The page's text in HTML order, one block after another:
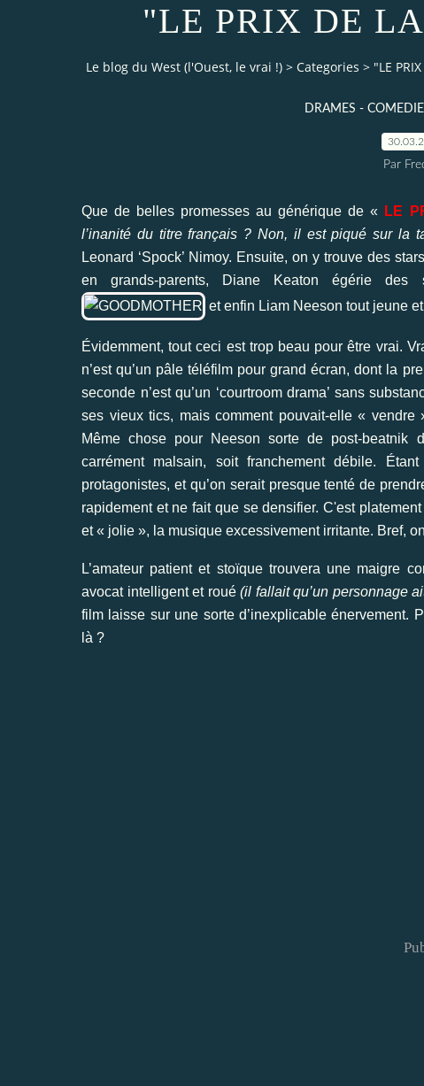
"LE PRIX DE
Le blog du West (l'Ouest, le vrai !) > Categories > "LE
DRAMES -
Par
Que de belles promesses au générique de « LE
l’inanité du titre français ? Non, il est piqué sur la
Leonard ‘Spock’ Nimoy. Ensuite, on y trouve des
en grands-parents,
Diane Keaton égérie des
et enfin Liam Neeson tout jeune
Évidemment, tout ceci est trop beau pour être vrai.
n’est qu’un pâle téléfilm pour grand écran, dont la
seconde n’est qu’un ‘courtroom drama’ sans
ses vieux tics, mais comment pouvait-elle «
Même chose pour Neeson sorte de post-beatnik
carrément malsain, soit franchement débile.
protagonistes, et qu’on serait presque tenté de
rapidement et ne fait que se densifier. C'est
et « jolie », la musique excessivement irritante. Bref,
L’amateur patient et stoïque trouvera une maigre
avocat intelligent et roué (il fallait qu’un personnage
film laisse sur une sorte d’inexplicable énervement.
là ?